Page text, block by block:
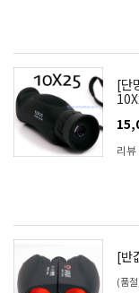
[단
리뷰
[반
(품